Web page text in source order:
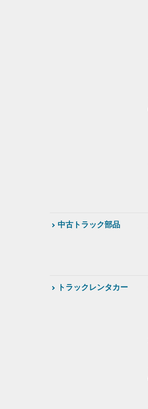
中古トラック部品
トラックレンタカー